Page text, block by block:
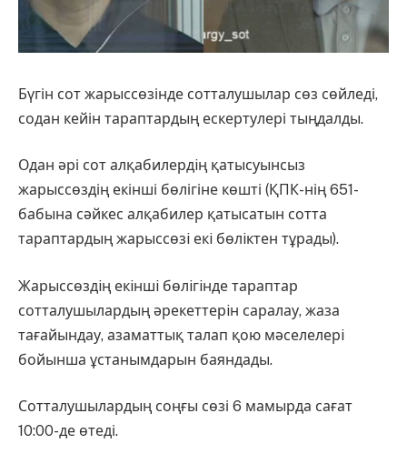
Бүгін сот жарыссөзінде сотталушылар сөз сөйледі,
содан кейін тараптардың ескертулері тыңдалды.
Одан әрі сот алқабилердiң қатысуынсыз
жарыссөздің екінші бөлігіне көшті (ҚПК-нің 651-
бабына сәйкес алқабилер қатысатын сотта
тараптардың жарыссөзi екi бөлiктен тұрады).
Жарыссөздiң екiншi бөлiгiнде тараптар
сотталушылардың әрекеттерiн саралау, жаза
тағайындау, азаматтық талап қою мәселелерi
бойынша ұстанымдарын баяндады.
Сотталушылардың соңғы сөзі 6 мамырда сағат
10:00-де өтеді.